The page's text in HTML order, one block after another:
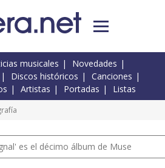
musicales
Novedades
Discos históricos
Canciones
Artistas Portadas Listas
es el décimo álbum de Muse